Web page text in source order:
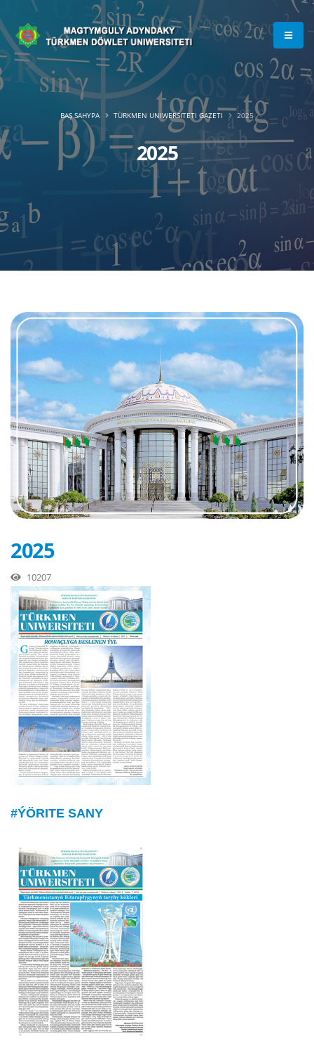
2025
BAŞ SAHYPA TÜRKMEN UNIWERSITETI GAZETI 2025
2025
10207
#ÝÖRITE SANY